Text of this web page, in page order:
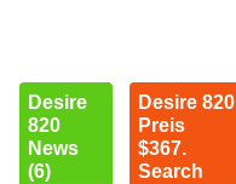
Desire
820
News
(6)
Desire 820
Preis
$367.
Search